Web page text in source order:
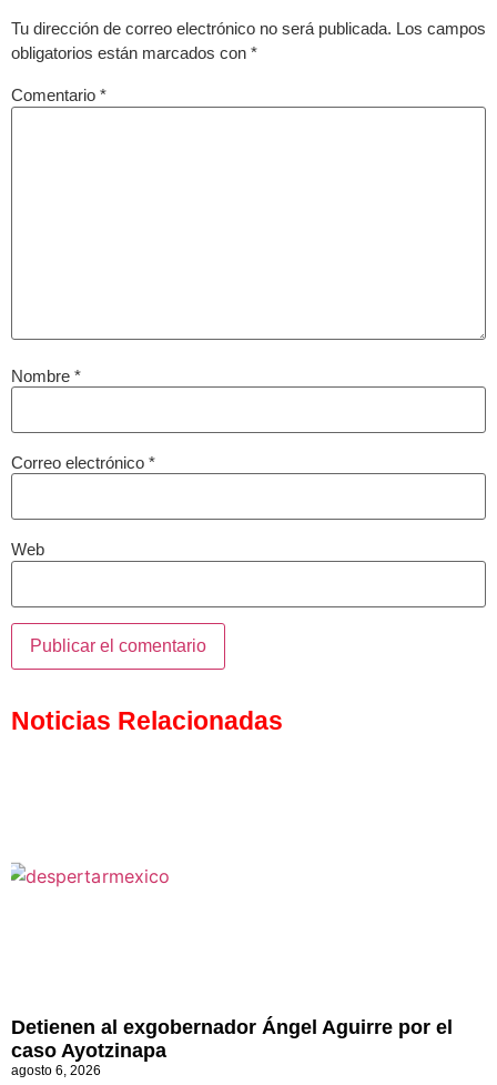
Tu dirección de correo electrónico no será publicada. Los campos
obligatorios están marcados con *
Comentario *
Nombre *
Correo electrónico *
Web
Noticias Relacionadas
Detienen al exgobernador Ángel Aguirre por el
caso Ayotzinapa
agosto 6, 2026